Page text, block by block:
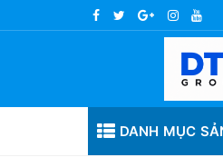
DANH MỤC